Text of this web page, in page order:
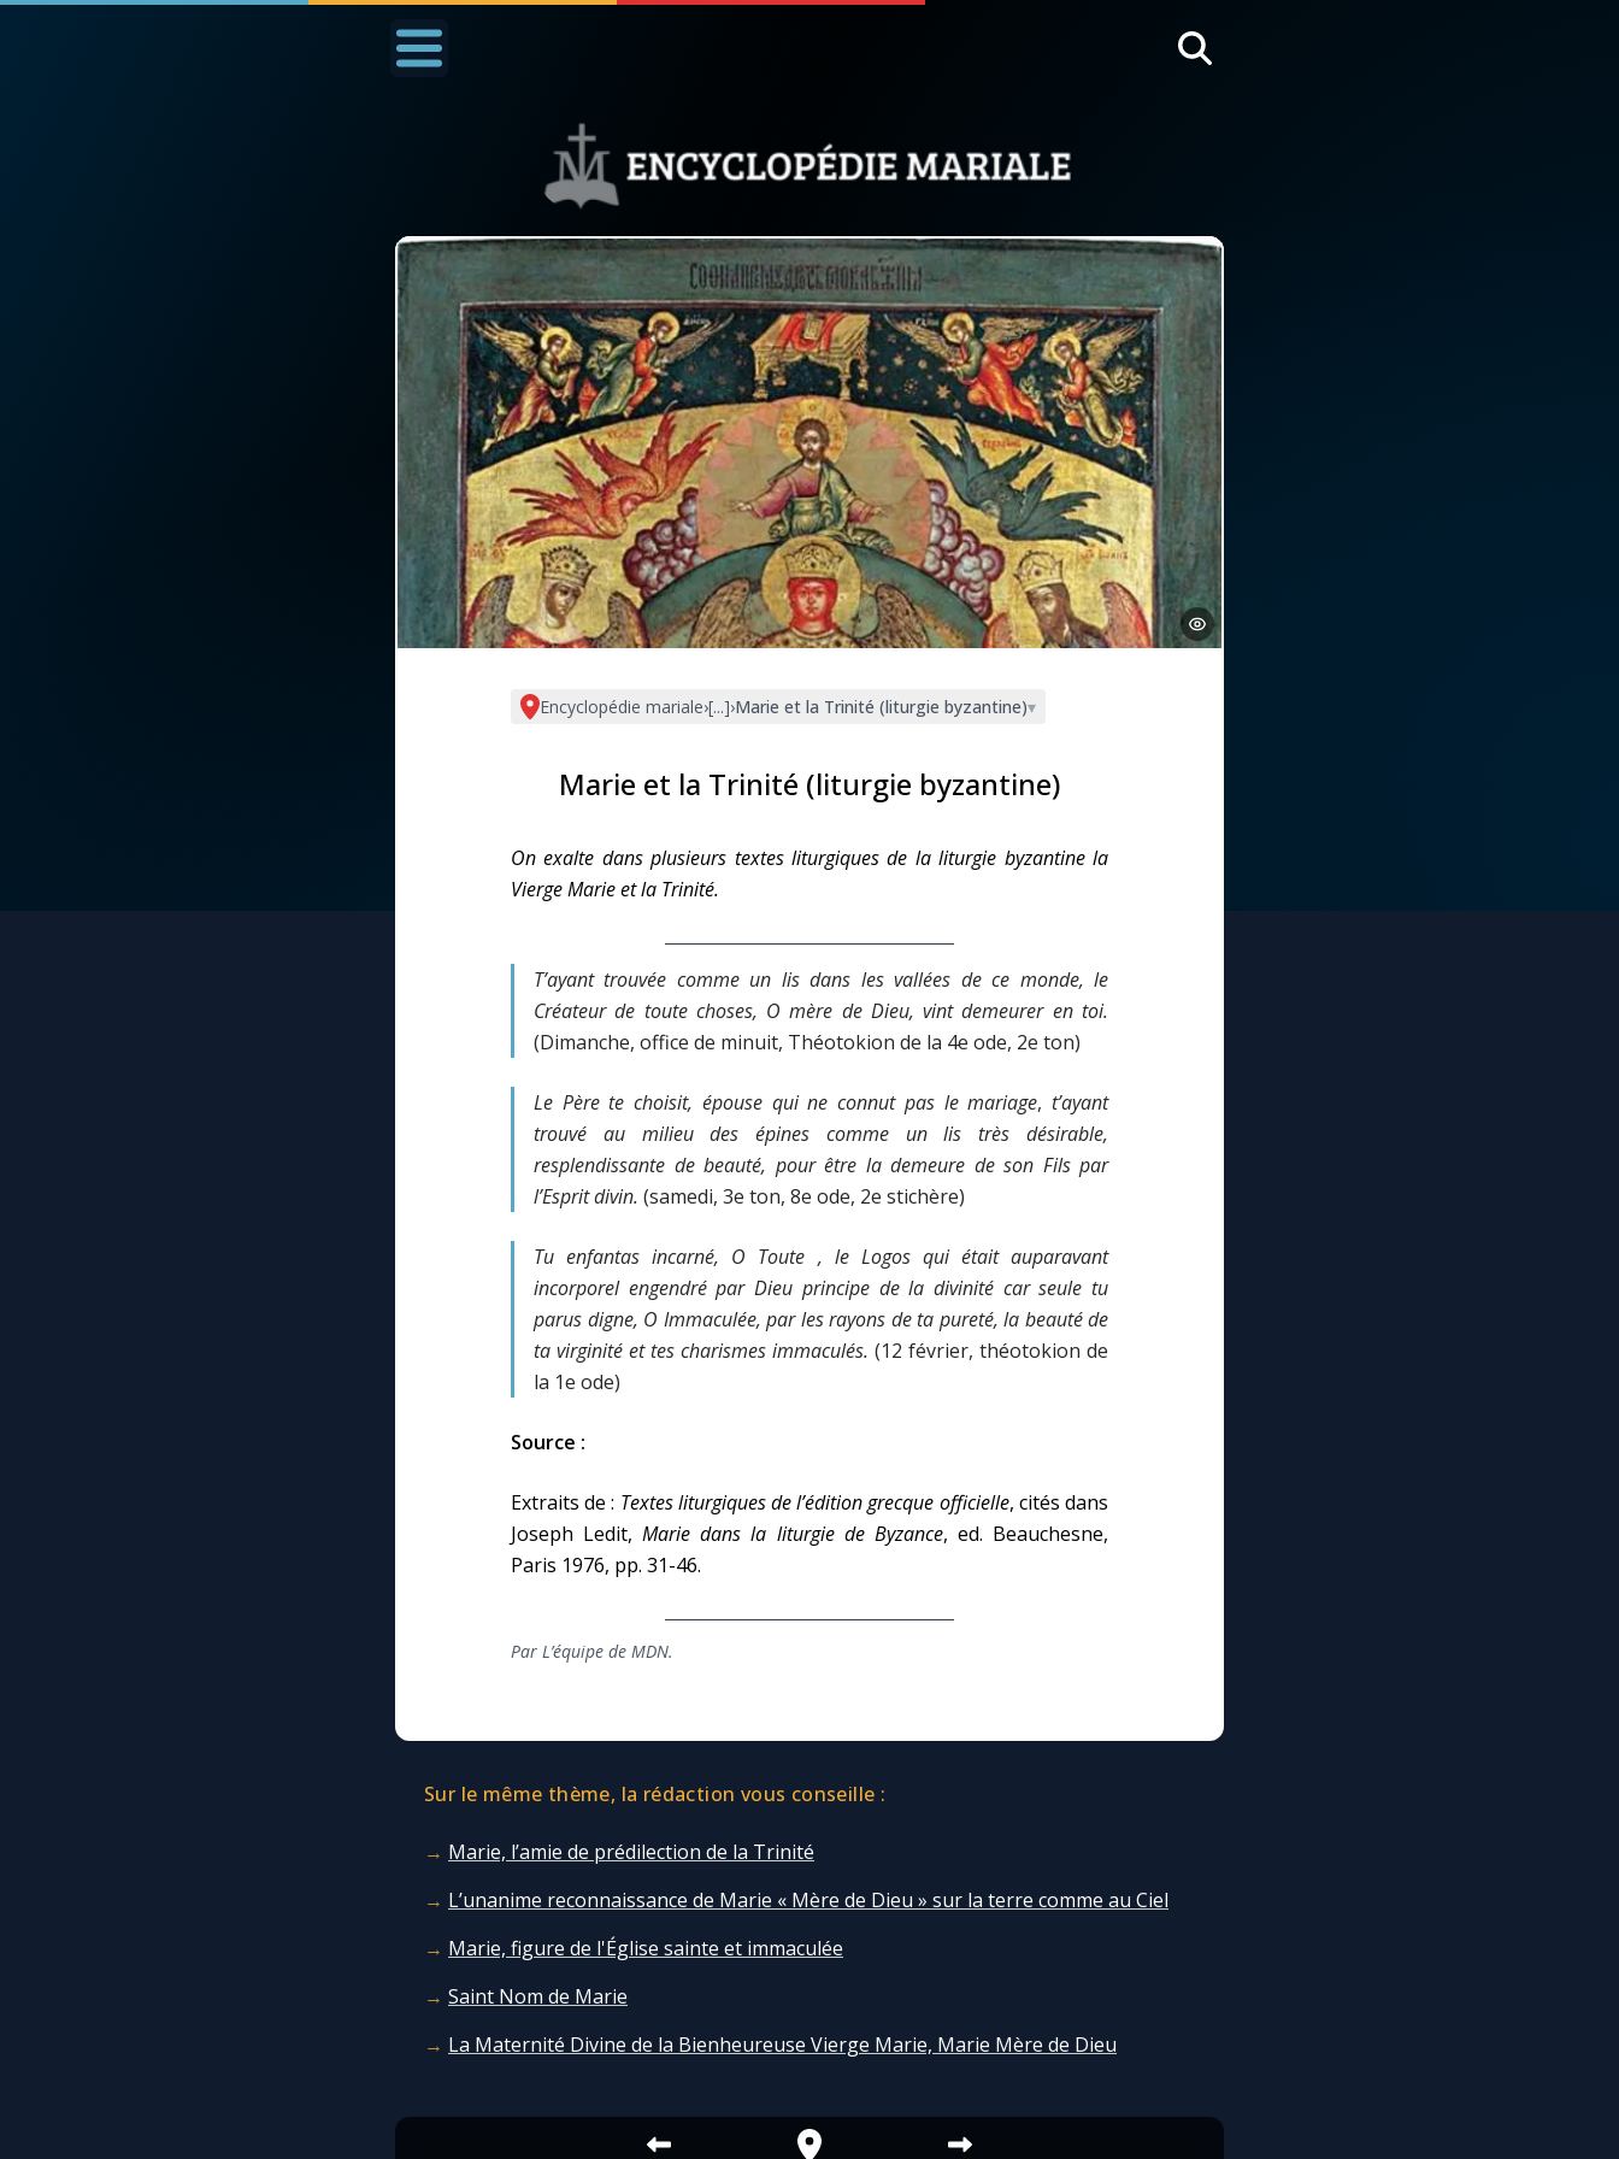
Nous soutenir À propos Facebook Infos légales
Prier au quotidien
Avec Thérèse de Lisieux
L'Évangile chaque jour
Les premiers samedis
du mois
Marie qui défait les
nœuds
Une Minute avec Marie
◼︎À la une
1000 Raisons de Croire
Chapelet pour le monde
Contact
Faire un don
Marie de Nazareth
Encyclopédie mariale›[...]›Marie et la Trinité (liturgie byzantine)▾
Marie et la Trinité (liturgie byzantine)
On exalte dans plusieurs textes liturgiques de la liturgie byzantine la
Vierge Marie et la Trinité.
T’ayant trouvée comme un lis dans les vallées de ce monde, le
Créateur de toute choses, O mère de Dieu, vint demeurer en toi.
(Dimanche, office de minuit, Théotokion de la 4e ode, 2e ton)
Le Père te choisit, épouse qui ne connut pas le mariage, t’ayant
trouvé au milieu des épines comme un lis très désirable,
resplendissante de beauté, pour être la demeure de son Fils par
l’Esprit divin. (samedi, 3e ton, 8e ode, 2e stichère)
Tu enfantas incarné, O Toute , le Logos qui était auparavant
incorporel engendré par Dieu principe de la divinité car seule tu
parus digne, O Immaculée, par les rayons de ta pureté, la beauté de
ta virginité et tes charismes immaculés. (12 février, théotokion de
la 1e ode)
Source :
Extraits de : Textes liturgiques de l’édition grecque officielle, cités dans
Joseph Ledit,Marie dans la liturgie de Byzance, ed. Beauchesne,
Paris 1976, pp. 31-46.
Par L’équipe de MDN.
Sur le même thème, la rédaction vous conseille :
Marie, l’amie de prédilection de la Trinité
L’unanime reconnaissance de Marie « Mère de Dieu » sur la terre comme au Ciel
Marie, figure de l'Église sainte et immaculée
Saint Nom de Marie
La Maternité Divine de la Bienheureuse Vierge Marie, Marie Mère de Dieu